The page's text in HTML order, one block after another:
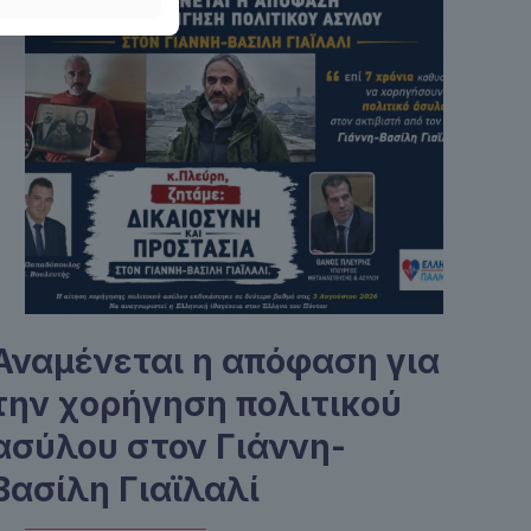
η απόφαση για
χορήγηση πολιτικού
στον Γιάννη-
Γιαϊλαλί